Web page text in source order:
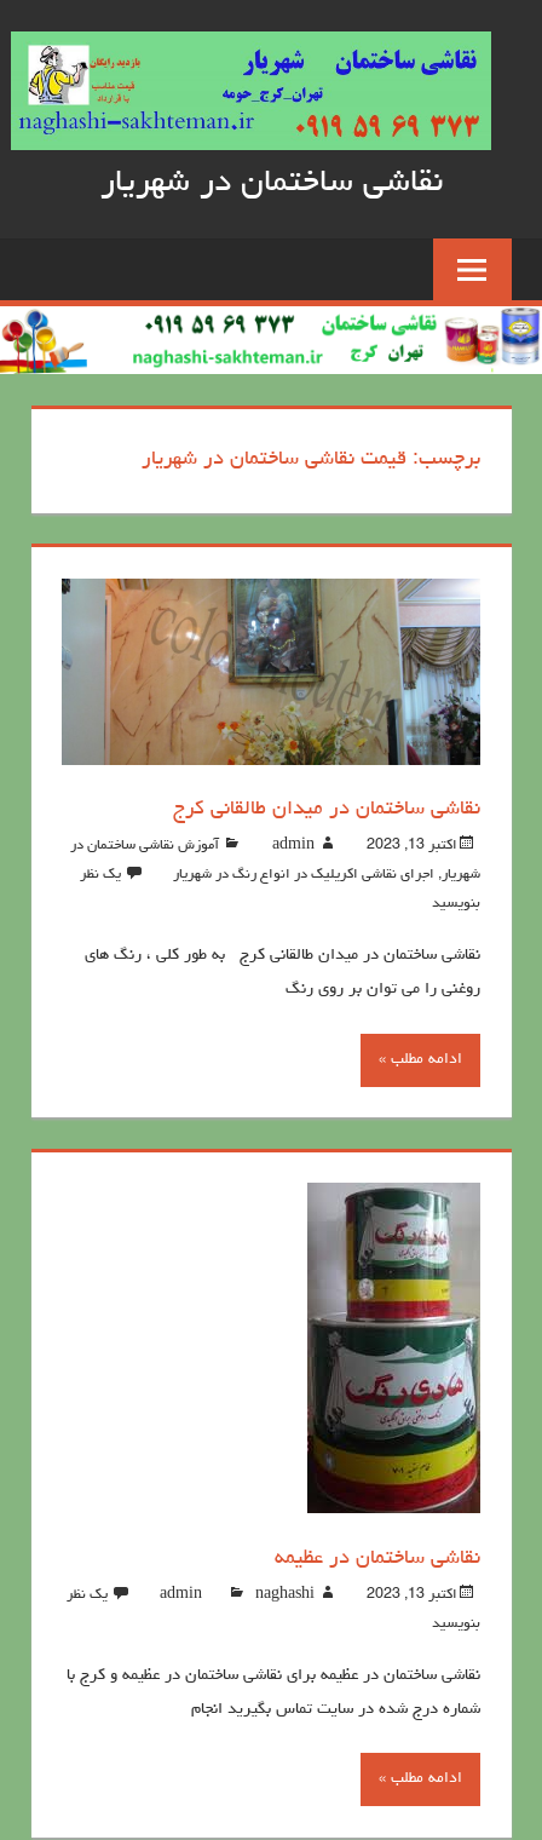
نقاشی ساختمان در شهریار
برچسب: قیمت نقاشی ساختمان در شهریار
نقاشی ساختمان در میدان طالقانی کرج
اکتبر 13, 2023 admin
آموزش نقاشی ساختمان در
شهریار, اجرای نقاشی اکریلیک در انواع رنگ در شهریار
یک نظر
بنویسید
نقاشی ساختمان در میدان طالقانی کرج به طور کلی ، رنگ های
روغنی را می توان بر روی رنگ
ادامه مطلب »
نقاشی ساختمان در عظیمه
اکتبر 13, 2023 admin naghashi
یک نظر
بنویسید
نقاشی ساختمان در عظیمه برای نقاشی ساختمان در عظیمه و کرج با
شماره درج شده در سایت تماس بگیرید انجام
ادامه مطلب »